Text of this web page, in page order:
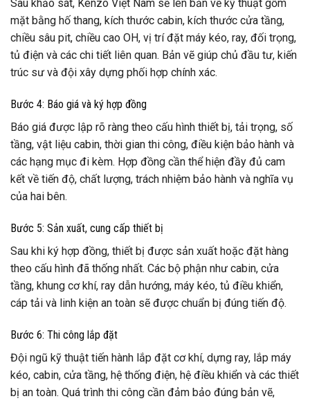
Sau khảo sát, Kenzo Việt Nam sẽ lên bản vẽ kỹ thuật gồm
mặt bằng hố thang, kích thước cabin, kích thước cửa tầng,
chiều sâu pit, chiều cao OH, vị trí đặt máy kéo, ray, đối trọng,
tủ điện và các chi tiết liên quan. Bản vẽ giúp chủ đầu tư, kiến
trúc sư và đội xây dựng phối hợp chính xác.
Bước 4: Báo giá và ký hợp đồng
Báo giá được lập rõ ràng theo cấu hình thiết bị, tải trọng, số
tầng, vật liệu cabin, thời gian thi công, điều kiện bảo hành và
các hạng mục đi kèm. Hợp đồng cần thể hiện đầy đủ cam
kết về tiến độ, chất lượng, trách nhiệm bảo hành và nghĩa vụ
của hai bên.
Bước 5: Sản xuất, cung cấp thiết bị
Sau khi ký hợp đồng, thiết bị được sản xuất hoặc đặt hàng
theo cấu hình đã thống nhất. Các bộ phận như cabin, cửa
tầng, khung cơ khí, ray dẫn hướng, máy kéo, tủ điều khiển,
cáp tải và linh kiện an toàn sẽ được chuẩn bị đúng tiến độ.
Bước 6: Thi công lắp đặt
Đội ngũ kỹ thuật tiến hành lắp đặt cơ khí, dựng ray, lắp máy
kéo, cabin, cửa tầng, hệ thống điện, hệ điều khiển và các thiết
bị an toàn. Quá trình thi công cần đảm bảo đúng bản vẽ,